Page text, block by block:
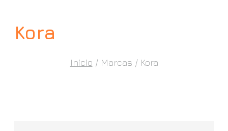
Kora
Inicio / Marcas / Kora